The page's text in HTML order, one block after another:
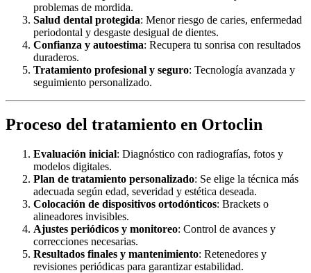
problemas de mordida.
Salud dental protegida: Menor riesgo de caries, enfermedad
periodontal y desgaste desigual de dientes.
Confianza y autoestima: Recupera tu sonrisa con resultados
duraderos.
Tratamiento profesional y seguro: Tecnología avanzada y
seguimiento personalizado.
Proceso del tratamiento en Ortoclin
Evaluación inicial: Diagnóstico con radiografías, fotos y
modelos digitales.
Plan de tratamiento personalizado: Se elige la técnica más
adecuada según edad, severidad y estética deseada.
Colocación de dispositivos ortodónticos: Brackets o
alineadores invisibles.
Ajustes periódicos y monitoreo: Control de avances y
correcciones necesarias.
Resultados finales y mantenimiento: Retenedores y
revisiones periódicas para garantizar estabilidad.